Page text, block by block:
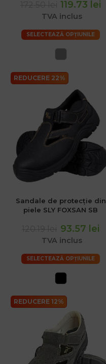
119.73 lei
TVA inclus
SELECTEAZĂ OPȚIUNILE
REDUCERE 22%
Sandale de protecție din
piele SLY FOXSAN SB
93.57 lei
TVA inclus
SELECTEAZĂ OPȚIUNILE
REDUCERE 12%